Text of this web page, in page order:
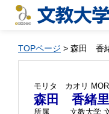
TOPページ > 森田 香
モリタ カオリ
森田 香緒里
所属
文教大学